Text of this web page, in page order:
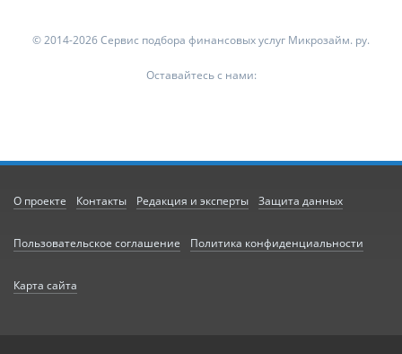
© 2014-2026 Сервис подбора финансовых услуг Микрозайм. ру.
Оставайтесь с нами:
О проекте Контакты Редакция и эксперты Защита данных
Пользовательское соглашение Политика конфиденциальности
Карта сайта